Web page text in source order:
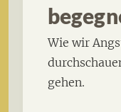
Wie wir
gehen.